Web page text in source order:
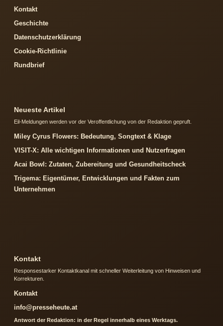
Kontakt
Geschichte
Datenschutzerklärung
Cookie-Richtlinie
Rundbrief
Neueste Artikel
Eil-Meldungen werden vor der Veroffentlichung von der Redaktion gepruft.
Miley Cyrus Flowers: Bedeutung, Songtext & Klage
VISIT-X: Alle wichtigen Informationen und Nutzerfragen
Acai Bowl: Zutaten, Zubereitung und Gesundheitscheck
Trigema: Eigentümer, Entwicklungen und Fakten zum
Unternehmen
Kontakt
Responsestarker Kontaktkanal mit schneller Weiterleitung von Hinweisen und
Korrekturen.
Kontakt
info@presseheute.at
Antwort der Redaktion: in der Regel innerhalb eines Werktags.